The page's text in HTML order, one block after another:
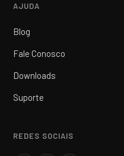
AJUDA
Blog
Fale Conosco
Downloads
Suporte
REDES SOCIAIS